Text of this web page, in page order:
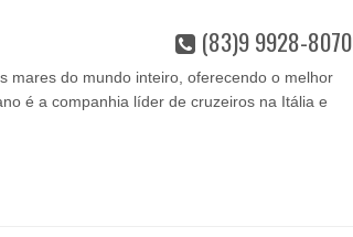
(83)9 9928-8070
mares do mundo inteiro, oferecendo o melhor
é a companhia líder de cruzeiros na Itália e